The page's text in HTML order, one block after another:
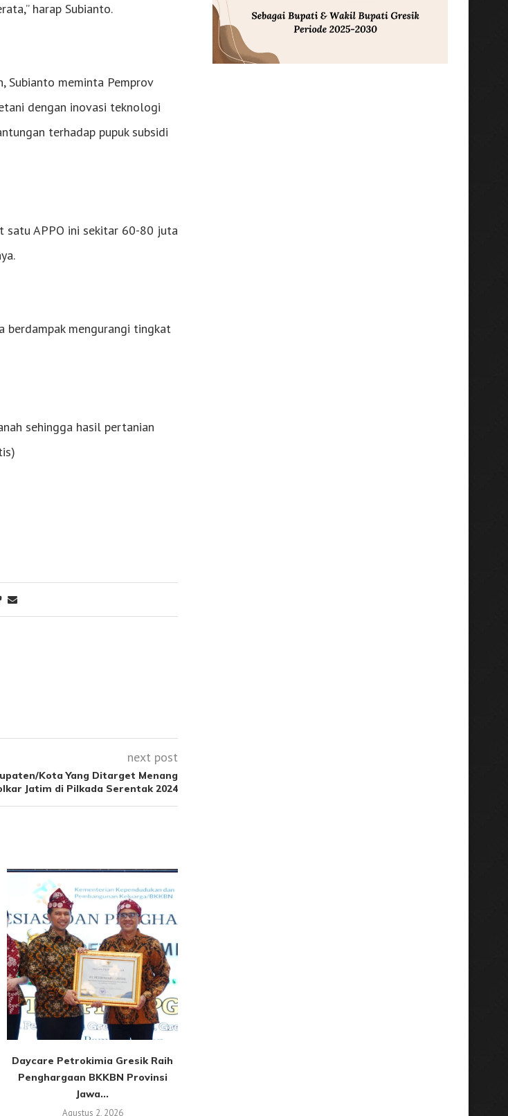
harap Subianto.
Subianto meminta Pemprov
dengan inovasi teknologi
terhadap pupuk subsidi
satu APPO ini sekitar 60-80 juta
berdampak mengurangi tingkat
sehingga hasil pertanian
next post
Kota Yang Ditarget Menang
Jatim di Pilkada Serentak 2024
Daycare Petrokimia Gresik Raih
Penghargaan BKKBN Provinsi
Jawa...
Agustus 2, 2026